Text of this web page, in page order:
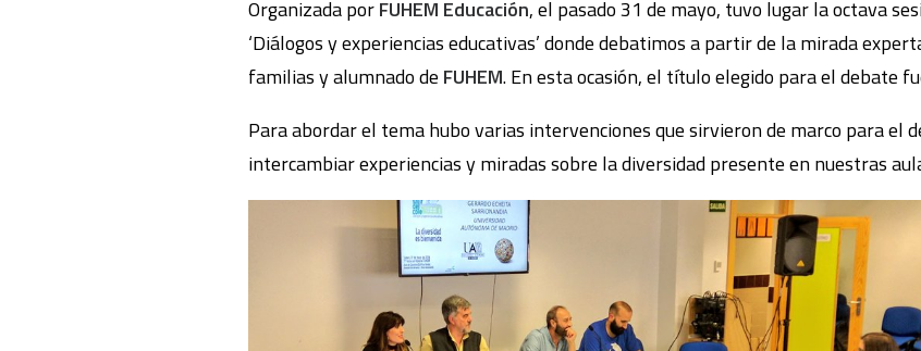
Organizada porFUHEM Educación, el pasado 31 de mayo, tuvo lugar la octava
‘Diálogos y experiencias educativas’ donde debatimos a partir de la mirada
familias y alumnado de FUHEM. En esta ocasión, el título elegido para el debate
Para abordar el tema hubo varias intervenciones que sirvieron de marco para el
intercambiar experiencias y miradas sobre la diversidad presente en nuestras